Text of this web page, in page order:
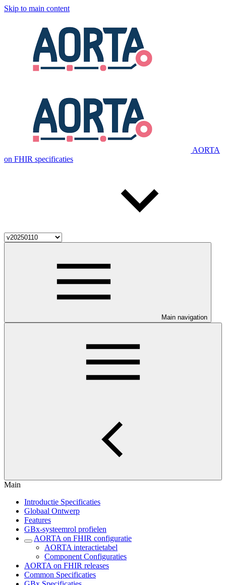
Skip to main content
AORTA
on FHIR specificaties
Main navigation
Main
Introductie Specificaties
Globaal Ontwerp
Features
GBx-systeemrol profielen
AORTA on FHIR configuratie
AORTA interactietabel
Component Configuraties
AORTA on FHIR releases
Common Specificaties